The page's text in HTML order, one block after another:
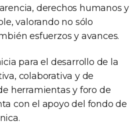
derechos humanos y
valorando no sólo
esfuerzos y avances.
para el desarrollo de la
colaborativa y de
herramientas y foro de
con el apoyo del fondo de